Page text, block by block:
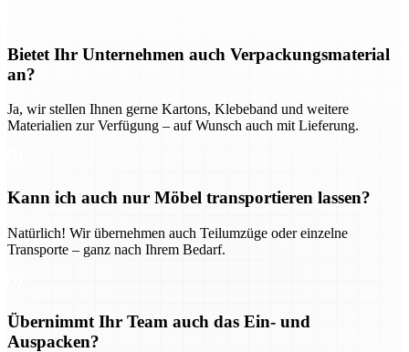
Bietet Ihr Unternehmen auch Verpackungsmaterial
an?
Ja, wir stellen Ihnen gerne Kartons, Klebeband und weitere
Materialien zur Verfügung – auf Wunsch auch mit Lieferung.
Kann ich auch nur Möbel transportieren lassen?
Natürlich! Wir übernehmen auch Teilumzüge oder einzelne
Transporte – ganz nach Ihrem Bedarf.
Übernimmt Ihr Team auch das Ein- und
Auspacken?